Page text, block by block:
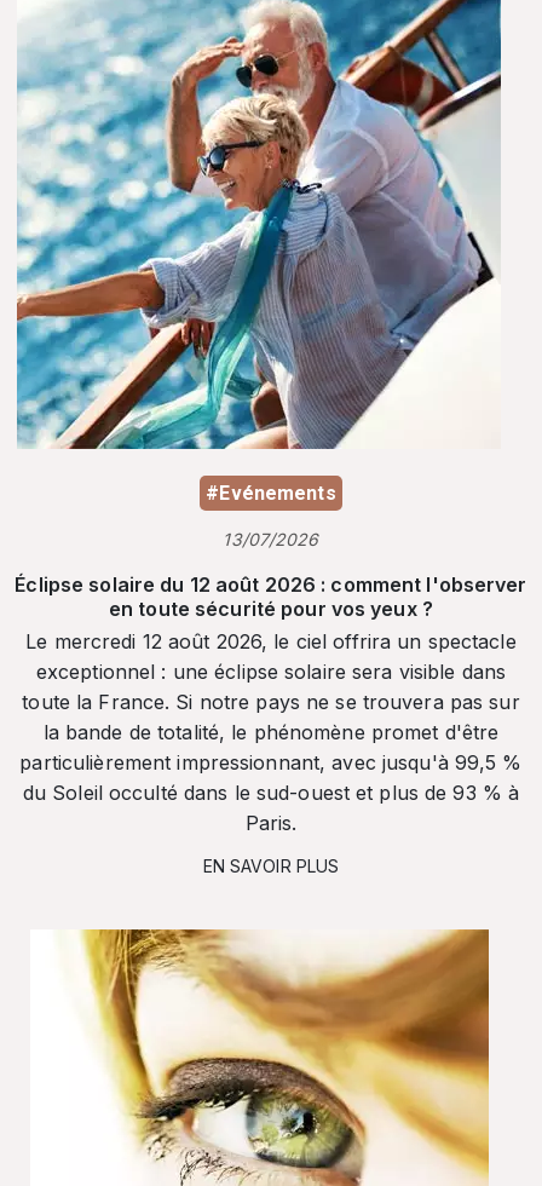
#Evénements
13/07/2026
Éclipse solaire du 12 août 2026 : comment l'observer
en toute sécurité pour vos yeux ?
Le mercredi 12 août 2026, le ciel offrira un spectacle
exceptionnel : une éclipse solaire sera visible dans
toute la France. Si notre pays ne se trouvera pas sur
la bande de totalité, le phénomène promet d'être
particulièrement impressionnant, avec jusqu'à 99,5 %
du Soleil occulté dans le sud-ouest et plus de 93 % à
Paris.
EN SAVOIR PLUS